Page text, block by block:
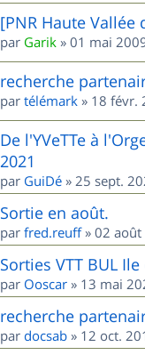
[PNR Haute
par Garik » 01 mai
recherche
par télémark » 18 févr.
De l'YVeTTe à
2021
par GuiDé » 25 sept.
Sortie en août.
par fred.reuff» 02 août
Sorties VTT BUL
par Ooscar » 13 mai
recherche
par docsab » 12 oct.